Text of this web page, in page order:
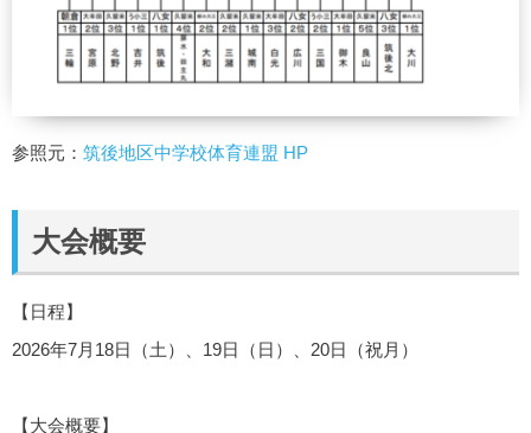
参照元： 筑後地区中学校体育連盟 HP
大会概要
【日程】
2026年7月18日（土）、19日（日）、20日（祝月）
【大会概要】